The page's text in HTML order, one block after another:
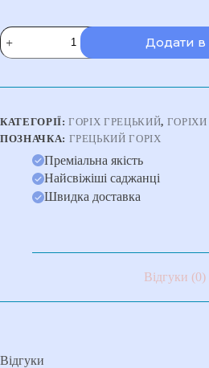
Грецький
горіх
Велетень
Додати
КАТЕГОРІЇ:ГОРІХ ГРЕЦЬКИЙ, ГОРІХИ
ПОЗНАЧКА: ГРЕЦЬКИЙ ГОРІХ
Преміальна якість
Найсвіжіші саджанці
Швидка доставка
Відгуки (0)
Відгуки